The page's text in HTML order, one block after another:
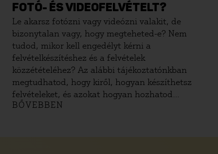
FOTÓ- ÉS VIDEOFELVÉTELT?
Le akarsz fotózni vagy videózni valakit, de
bizonytalan vagy, hogy megteheted-e? Nem
tudod, mikor kell engedélyt kérni a
felvételkészítéshez és a felvételek
közzétételéhez? Az alábbi tájékoztatónkban
megtudhatod, hogy kiről, hogyan készíthetsz
felvételeket, és azokat hogyan hozhatod
nyilvánosságra.
BŐVEBBEN